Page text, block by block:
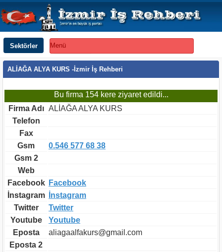
Sektörler Menü
ALİAĞA ALYA KURS -İzmir İş Rehberi
Bu firma 154 kere ziyaret edildi...
Firma Adı ALİAĞA ALYA KURS
Telefon
Fax
Gsm
0.546 577 68 38
Gsm 2
Web
Facebook Facebook
İnstagram
İnstagram
Twitter
Twitter
Youtube
Youtube
Eposta
aliagaalfakurs@gmail.com
Eposta 2